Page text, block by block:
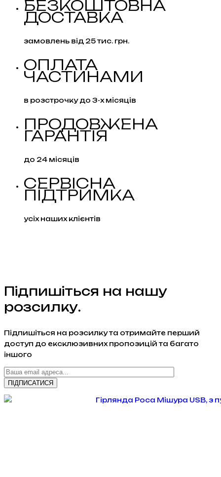
пультом
40
м,
кількість
БЕЗКОШТОВНА
ДОСТАВКА
замовлень від 25 тис. грн.
ОПЛАТА
ЧАСТИНАМИ
в розстрочку до 3-х місяців
ПРОДОВЖЕНА
ГАРАНТІЯ
до 24 місяців
СЕРВІСНА
ПІДТРИМКА
усіх наших клієнтів
Підпишіться на нашу
розсилку.
Підпишіться на розсилку та отримайте перший
доступ до ексклюзивних пропозицій та багато
іншого